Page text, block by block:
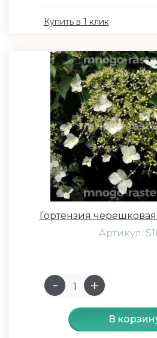
Купить в 1 клик
Гортензия
Артикул:
В